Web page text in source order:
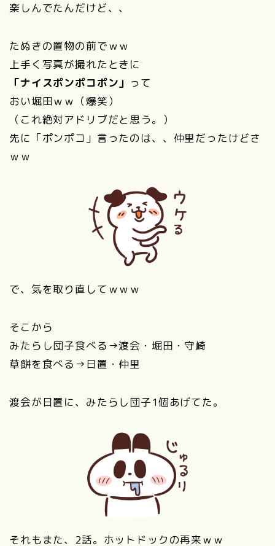
楽しんでたんだけど、、
たぬきの置物の前でｗｗ
上手く写真が撮れたときに
「ナイスポンポコポン」 って
おい堀田ｗｗ（爆笑）
（これ絶対アドリブだと思う。）
先に「ポンポコ」言ったのは、、仲里だったけどさ
ｗｗ
で、気を取り直してｗｗｗ
そこから
みたらし団子食べる→渡会・堀田・守崎
草餅を食べる→日置・仲里
渡会が日置に、みたらし団子1個あげてた。
それもまた、2話。ホットドックの再来ｗｗ